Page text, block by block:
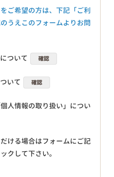
ご希望の方は、下記「ご利
うえこのフォームよりお問
について 確認
いて 確認
人情報の取り扱い」につい
ける場合はフォームにご記
クして下さい。